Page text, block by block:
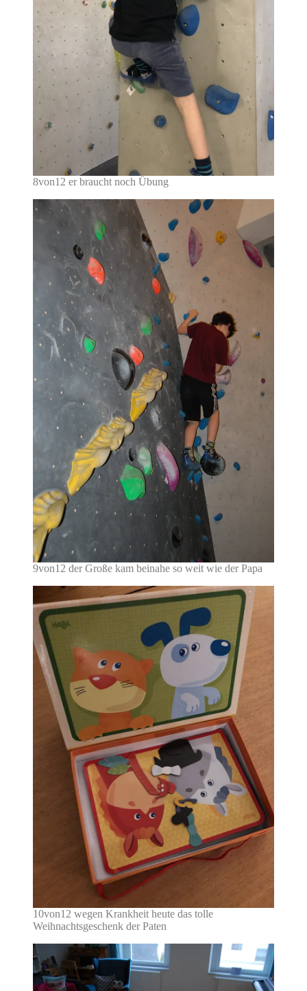
8von12 er braucht noch Übung
9von12 der Große kam beinahe so weit wie der Papa
10von12 wegen Krankheit heute das tolle
Weihnachtsgeschenk der Paten